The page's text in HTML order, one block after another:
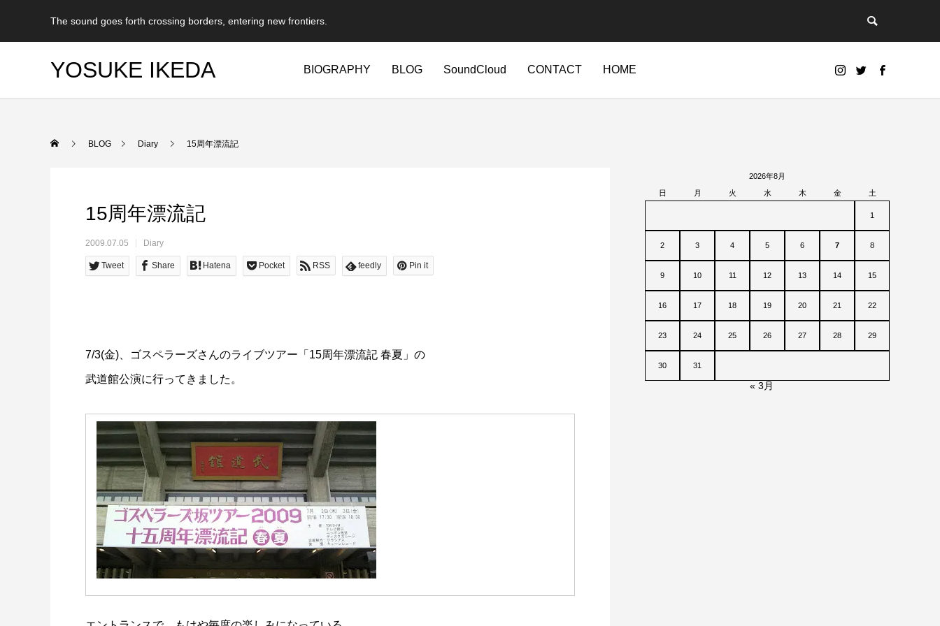
The sound goes forth crossing borders, entering new frontiers.
YOSUKE IKEDA BIOGRAPHY BLOG SoundCloud CONTACT HOME
BLOG Diary 15周年漂流記
15周年漂流記
2009.07.05 Diary
Tweet Share Hatena Pocket RSS feedly Pin it
7/3(金)、ゴスペラーズさんのライブツアー「15周年漂流記 春夏」の
武道館公演に行ってきました。
2026年8月
日
月 火 水 木 金 土
1
2 3 4 5 6 7 8
9 10 11 12 13 14 15
16 17 18 19 20 21 22
23 24 25 26 27 28 29
30 31
« 3月